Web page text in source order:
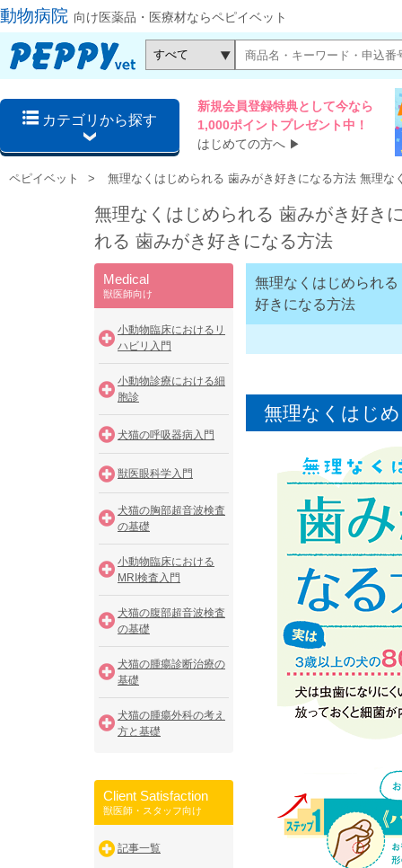
動物病院 向け医薬品・医療材ならペピイベット
カテゴリから探す
新規会員登録特典として今なら
1,000ポイントプレゼント中！
はじめての方へ ▶
ペピイベット 無理なくはじめられる 歯みがき好きになる方法 無理な
無理なくはじめられる 歯みがき好き
れる 歯みがき好きになる方法
Medical
獣医師向け
小動物臨床におけるリ
ハビリ入門
小動物診療における細
胞診
犬猫の呼吸器病入門
獣医眼科学入門
犬猫の胸部超音波検査
の基礎
小動物臨床における
MRI検査入門
犬猫の腹部超音波検査
の基礎
犬猫の腫瘍診断治療の
基礎
犬猫の腫瘍外科の考え
方と基礎
Client Satisfaction
獣医師・スタッフ向け
記事一覧
無理なくはじめられ
好きになる方法
無理なくはじ